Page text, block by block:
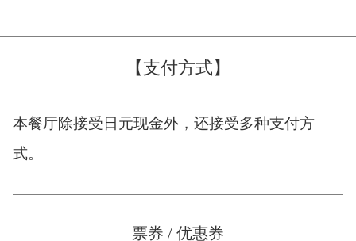
【支付方式】
本餐厅除接受日元现金外，还接受多种支付方
式。
票券 / 优惠券